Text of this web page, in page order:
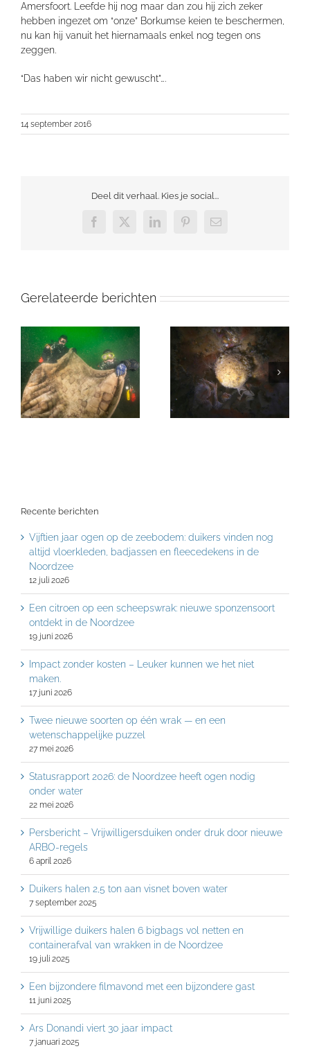
Amersfoort. Leefde hij nog maar dan zou hij zich zeker
hebben ingezet om “onze” Borkumse keien te beschermen,
nu kan hij vanuit het hiernamaals enkel nog tegen ons
zeggen.
“Das haben wir nicht gewuscht”….
14 september 2016
Deel dit verhaal. Kies je social...
Facebook
X LinkedInPinterest
E-
Gerelateerde berichten
Recente berichten
Vijftien jaar ogen op de zeebodem: duikers vinden nog
altijd vloerkleden, badjassen en fleecedekens in de
Noordzee
12 juli 2026
Een citroen op een scheepswrak: nieuwe sponzensoort
ontdekt in de Noordzee
19 juni 2026
Impact zonder kosten – Leuker kunnen we het niet
maken.
17 juni 2026
Twee nieuwe soorten op één wrak — en een
wetenschappelijke puzzel
27 mei 2026
Statusrapport 2026: de Noordzee heeft ogen nodig
onder water
22 mei 2026
Persbericht – Vrijwilligersduiken onder druk door nieuwe
ARBO-regels
6 april 2026
Duikers halen 2,5 ton aan visnet boven water
7 september 2025
Vrijwillige duikers halen 6 bigbags vol netten en
containerafval van wrakken in de Noordzee
19 juli 2025
Een bijzondere filmavond met een bijzondere gast
11 juni 2025
Ars Donandi viert 30 jaar impact
7 januari 2025